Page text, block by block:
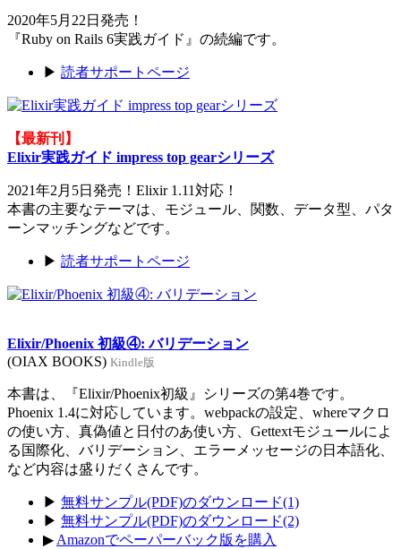
2020年5月22日発売！
『Ruby on Rails 6実践ガイド』の続編です。
▶ 読者サポートページ
【最新刊】
Elixir実践ガイド impress top gearシリーズ
2021年2月5日発売！Elixir 1.11対応！
本書の主要なテーマは、モジュール、関数、データ型、パタ
ーンマッチングなどです。
▶ 読者サポートページ
Elixir/Phoenix 初級④: バリデーション
(OIAX BOOKS) Kindle版
本書は、『Elixir/Phoenix初級』シリーズの第4巻です。
Phoenix 1.4に対応しています。webpackの設定、whereマクロ
の使い方、真偽値と日付のあ使い方、Gettextモジュールによ
る国際化、バリデーション、エラーメッセージの日本語化、
など内容は盛りだくさんです。
▶ 無料サンプル(PDF)のダウンロード(1)
▶ 無料サンプル(PDF)のダウンロード(2)
▶ Amazonでペーパーバック版を購入